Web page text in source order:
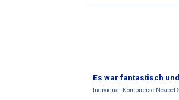
Es war fantastisch
Individual Kombireise Neapel